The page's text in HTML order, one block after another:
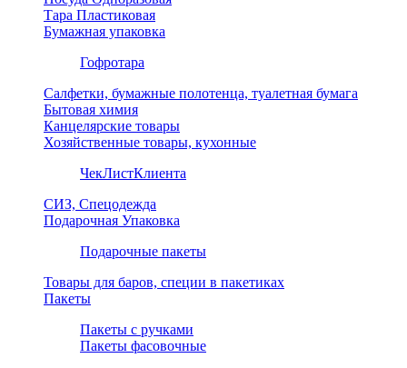
Тара Пластиковая
Бумажная упаковка
Гофротара
Салфетки, бумажные полотенца, туалетная бумага
Бытовая химия
Канцелярские товары
Хозяйственные товары, кухонные
ЧекЛистКлиента
СИЗ, Спецодежда
Подарочная Упаковка
Подарочные пакеты
Товары для баров, специи в пакетиках
Пакеты
Пакеты с ручками
Пакеты фасовочные